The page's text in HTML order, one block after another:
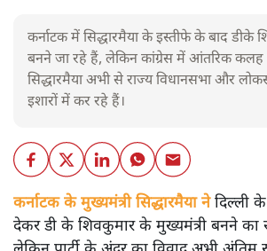
कर्नाटक में सिद्धारमैया के इस्तीफे के बाद डीके
बनने जा रहे हैं, लेकिन कांग्रेस में आंतरिक कलह
सिद्धारमैया अभी से राज्य विधानसभा और
इशारों में कर रहे हैं।
कर्नाटक के मुख्यमंत्री सिद्धारमैया नेदिल्ली के
देकर डी के शिवकुमार के मुख्यमंत्री बनने का